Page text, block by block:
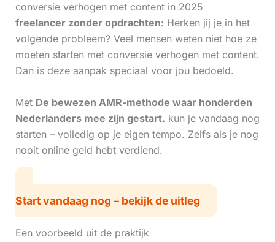
conversie verhogen met content in 2025
freelancer zonder opdrachten: Herken jij je in het
volgende probleem? Veel mensen weten niet hoe ze
moeten starten met conversie verhogen met content.
Dan is deze aanpak speciaal voor jou bedoeld.
Met De bewezen AMR-methode waar honderden
Nederlanders mee zijn gestart. kun je vandaag nog
starten – volledig op je eigen tempo. Zelfs als je nog
nooit online geld hebt verdiend.
Start vandaag nog – bekijk de uitleg
Een voorbeeld uit de praktijk